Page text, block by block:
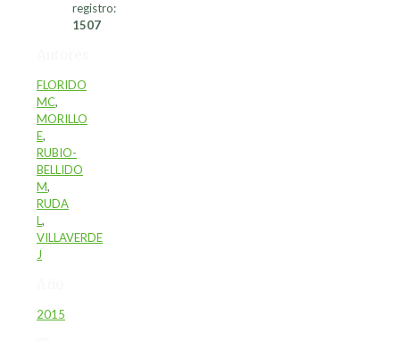
registro:
1507
FLORIDO
MC,
MORILLO
E,
RUBIO-
BELLIDO
M,
RUDA
L,
VILLAVERDE
J
2015